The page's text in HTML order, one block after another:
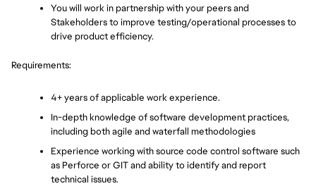
You will work in partnership with your peers and
Stakeholders to improve testing/operational processes to
drive product efficiency.
Requirements:
4+ years of applicable work experience.
In-depth knowledge of software development practices,
including both agile and waterfall methodologies
Experience working with source code control software such
as Perforce or GIT and ability to identify and report
technical issues.